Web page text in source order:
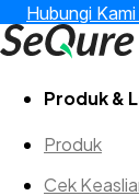
Hubungi Kami
Produk &
Produk
Cek